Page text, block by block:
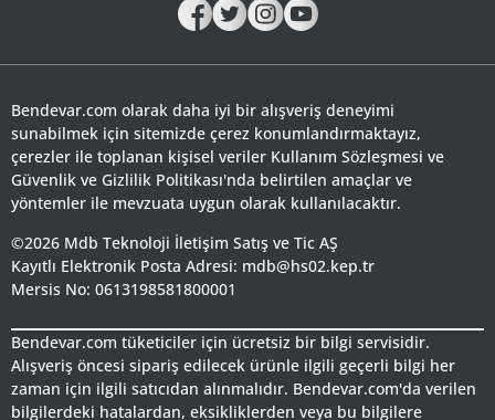
Bendevar.com olarak daha iyi bir alışveriş deneyimi
sunabilmek için sitemizde çerez konumlandırmaktayız,
çerezler ile toplanan kişisel veriler Kullanım Sözleşmesi ve
Güvenlik ve Gizlilik Politikası'nda belirtilen amaçlar ve
yöntemler ile mevzuata uygun olarak kullanılacaktır.
©2026 Mdb Teknoloji İletişim Satış ve Tic AŞ
Kayıtlı Elektronik Posta Adresi: mdb@hs02.kep.tr
Mersis No: 0613198581800001
Bendevar.com tüketiciler için ücretsiz bir bilgi servisidir.
Alışveriş öncesi sipariş edilecek ürünle ilgili geçerli bilgi her
zaman için ilgili satıcıdan alınmalıdır. Bendevar.com'da verilen
bilgilerdeki hatalardan, eksikliklerden veya bu bilgilere